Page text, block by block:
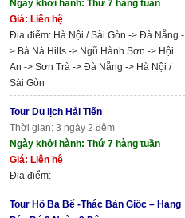
Ngày khởi hành: Thứ 7 hàng tuần
Giá: Liên hệ
Địa điểm: Hà Nội / Sài Gòn -> Đà Nẵng -
> Bà Nà Hills -> Ngũ Hành Sơn -> Hội
An -> Sơn Trà -> Đà Nẵng -> Hà Nội /
Sài Gòn
Tour Du lịch Hải Tiến
Thời gian: 3 ngày 2 đêm
Ngày khởi hành: Thứ 7 hàng tuần
Giá: Liên hệ
Địa điểm:
Tour Hồ Ba Bể -Thác Bản Giốc – Hang